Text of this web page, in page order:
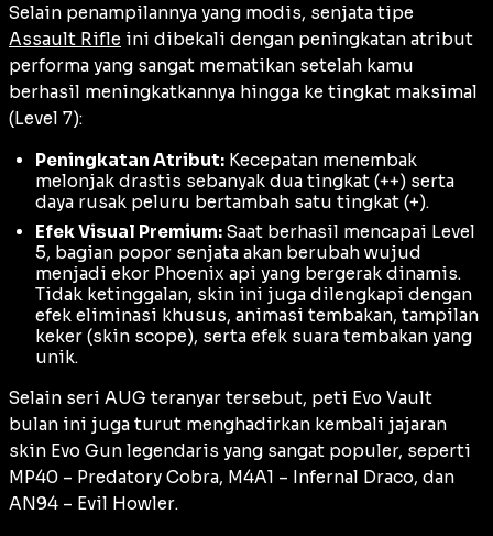
Selain penampilannya yang modis, senjata tipe
Assault Rifle ini dibekali dengan peningkatan atribut
performa yang sangat mematikan setelah kamu
berhasil meningkatkannya hingga ke tingkat maksimal
(Level 7):
Peningkatan Atribut: Kecepatan menembak
melonjak drastis sebanyak dua tingkat (++) serta
daya rusak peluru bertambah satu tingkat (+).
Efek Visual Premium: Saat berhasil mencapai Level
5, bagian popor senjata akan berubah wujud
menjadi ekor Phoenix api yang bergerak dinamis.
Tidak ketinggalan, skin ini juga dilengkapi dengan
efek eliminasi khusus, animasi tembakan, tampilan
keker (skin scope), serta efek suara tembakan yang
unik.
Selain seri AUG teranyar tersebut, peti Evo Vault
bulan ini juga turut menghadirkan kembali jajaran
skin Evo Gun legendaris yang sangat populer, seperti
MP40 – Predatory Cobra, M4A1 – Infernal Draco, dan
AN94 – Evil Howler.